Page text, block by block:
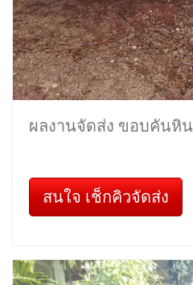
ผลงานจัดส่ง ขอบคันหิน
สนใจ เช็กคิวจัดส่ง